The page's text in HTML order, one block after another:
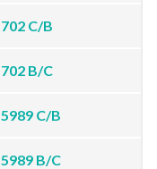
C/B
B/C
C/B
B/C